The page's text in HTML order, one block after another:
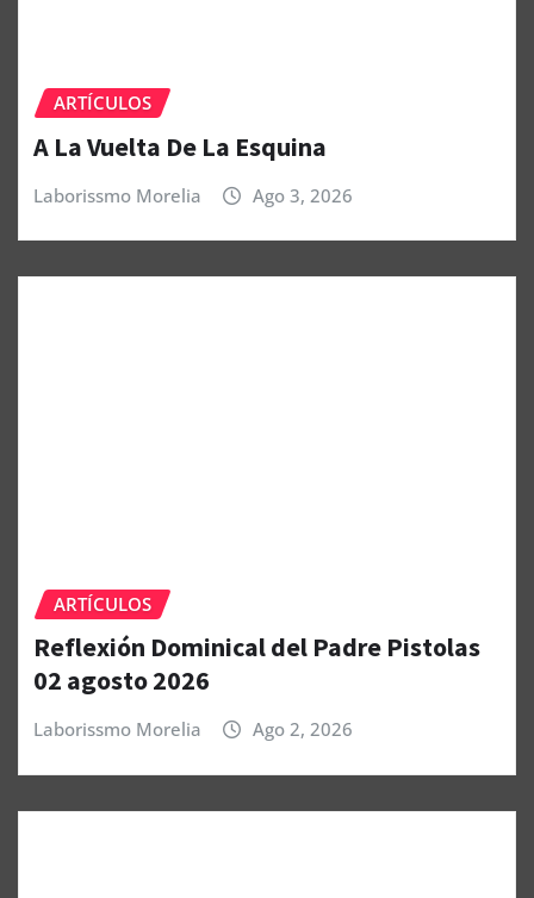
ARTÍCULOS
A La Vuelta De La Esquina
Laborissmo Morelia Ago 3, 2026
ARTÍCULOS
Reflexión Dominical del Padre Pistolas
02 agosto 2026
Laborissmo Morelia Ago 2, 2026